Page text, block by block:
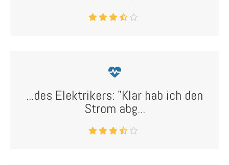
...des Elektrikers: "Klar hab ich den
Strom abg...